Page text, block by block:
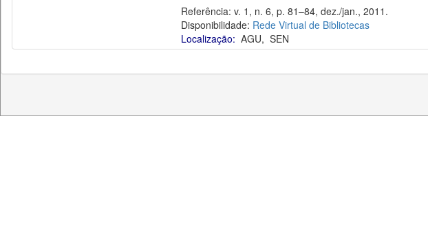
Referência: v. 1, n. 6, p. 81–84, dez./jan., 2011.
Disponibilidade: Rede Virtual de Bibliotecas
Localização: AGU, SEN